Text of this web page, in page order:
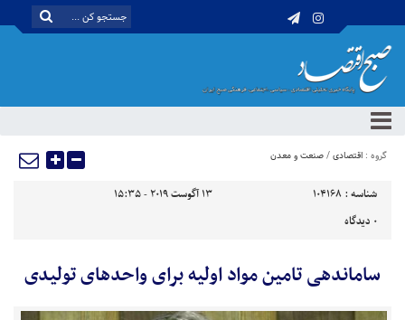
گروه : اقتصادی/صنعت و معدن
شناسه : 104168
13 آگوست 2019 - 15:35
0 دیدگاه
ساماندهی تامین مواد اولیه برای واحدهای تولیدی